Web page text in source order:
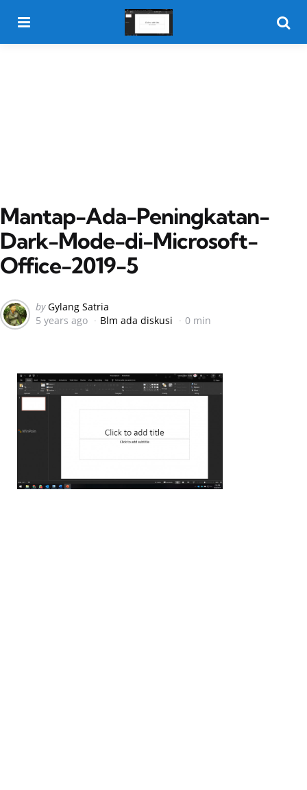
Mantap-Ada-Peningkatan-
Dark-Mode-di-Microsoft-
Office-2019-5
Posted
by
by Gylang Satria
5 years ago
Blm ada diskusi 0 min